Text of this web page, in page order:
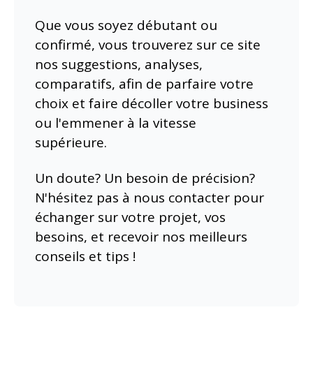
Que vous soyez débutant ou
confirmé, vous trouverez sur ce site
nos suggestions, analyses,
comparatifs, afin de parfaire votre
choix et faire décoller votre business
ou l'emmener à la vitesse
supérieure.
Un doute? Un besoin de précision?
N'hésitez pas à nous contacter pour
échanger sur votre projet, vos
besoins, et recevoir nos meilleurs
conseils et tips !